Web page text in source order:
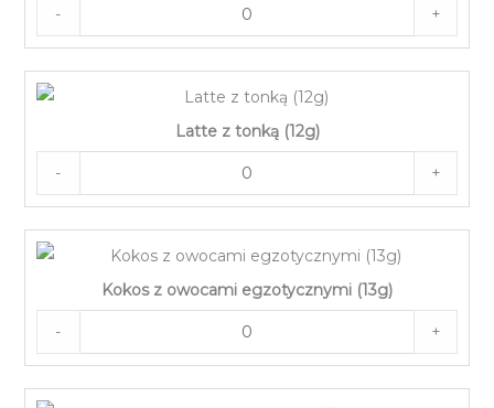
- +
Latte z tonką (12g)
- +
Kokos z owocami egzotycznymi (13g)
- +